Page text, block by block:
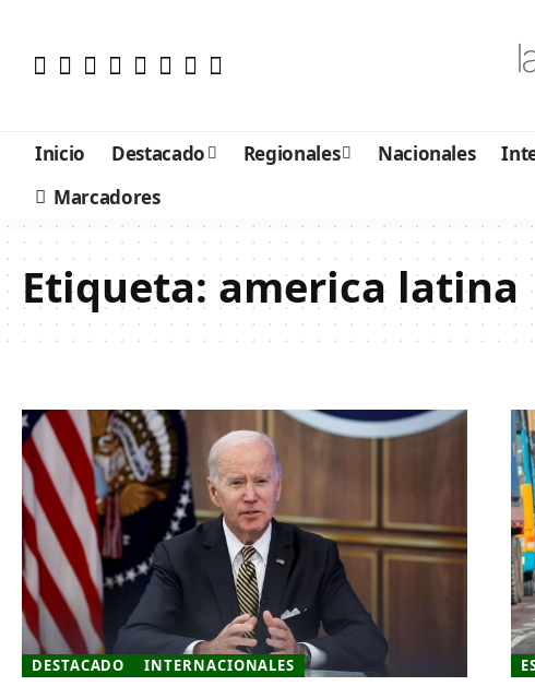
Inicio Destacado Regionales Nacionales
Marcadores
Etiqueta: america latina
DESTACADO INTERNACIONALES